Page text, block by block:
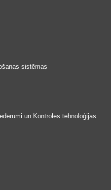
sistēmas
un Kontroles tehnoloģijas